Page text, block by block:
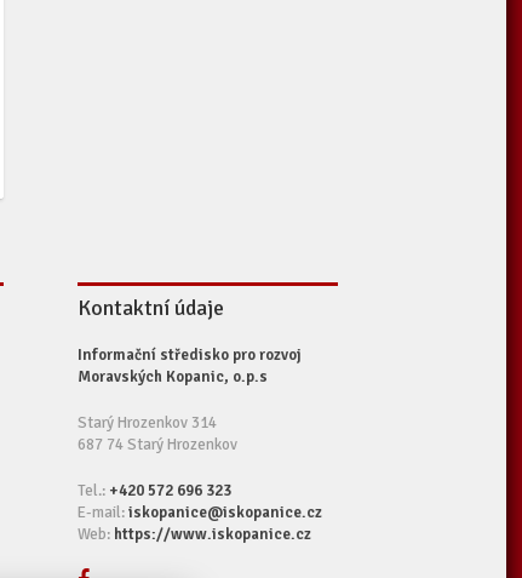
Kontaktní údaje
Informační středisko pro rozvoj
Moravských Kopanic, o.p.s
Starý Hrozenkov 314
687 74 Starý Hrozenkov
Tel.: +420 572 696 323
E-mail:iskopanice@iskopanice.cz
Web: https://www.iskopanice.cz